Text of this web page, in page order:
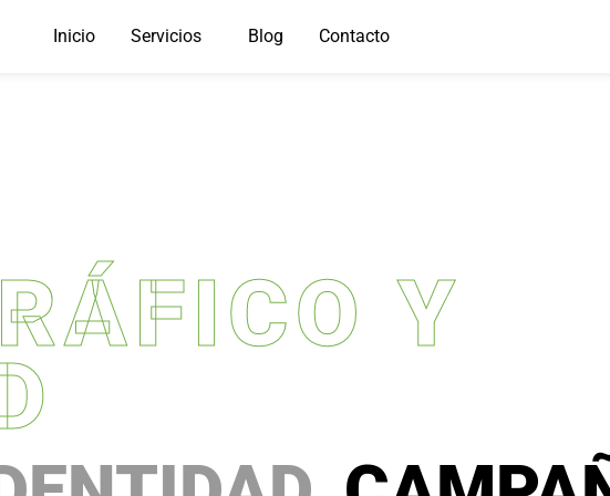
Inicio Servicios Blog Contacto
Y